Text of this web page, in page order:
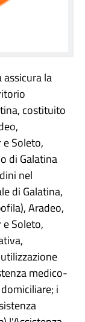
la
costituito
Soleto,
di Galatina
nel
di Galatina,
Aradeo,
Soleto,
medico-
i